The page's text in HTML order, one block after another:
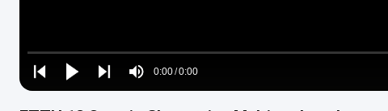
Play
Play
Play
Mute0:00/0:00
Loaded:
0%